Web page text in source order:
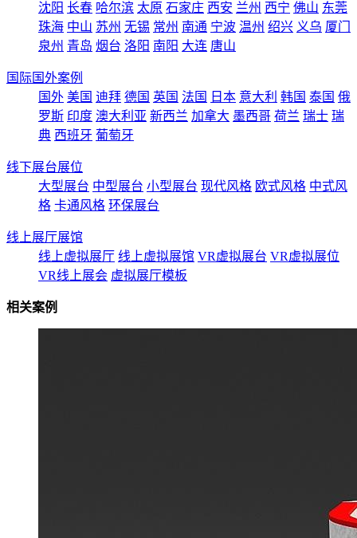
沈阳 长春 哈尔滨 太原 石家庄 西安 兰州 西宁 佛山 东莞
珠海 中山 苏州 无锡 常州 南通 宁波 温州 绍兴 义乌 厦门
泉州 青岛 烟台 洛阳 南阳 大连 唐山
国际国外案例
国外 美国 迪拜 德国 英国 法国 日本 意大利 韩国 泰国 俄
罗斯 印度 澳大利亚 新西兰 加拿大 墨西哥 荷兰 瑞士 瑞
典 西班牙 葡萄牙
线下展台展位
大型展台 中型展台 小型展台 现代风格 欧式风格 中式风
格 卡通风格 环保展台
线上展厅展馆
线上虚拟展厅 线上虚拟展馆 VR虚拟展台 VR虚拟展位
VR线上展会 虚拟展厅模板
相关案例